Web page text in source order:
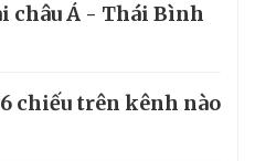
châu Á - Thái Bình
chiếu trên kênh nào